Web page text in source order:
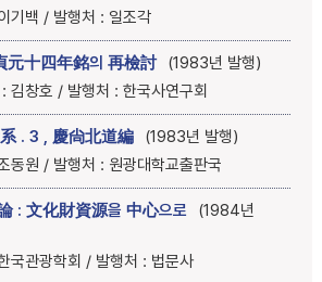
기백 / 발행처 : 일조각
元十四年銘의 再檢討
(1983년 발행)
김창호 / 발행처 : 한국사연구회
. 3 , 慶尙北道編
(1983년 발행)
동원 / 발행처 : 원광대학교출판국
: 文化財資源을 中心으로
(1984년
국관광학회 / 발행처 : 법문사